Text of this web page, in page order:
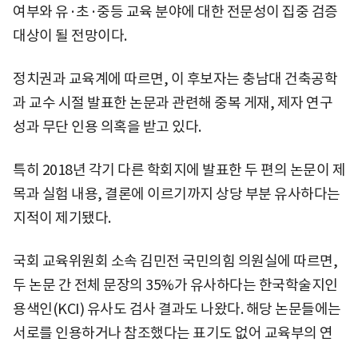
여부와 유·초·중등 교육 분야에 대한 전문성이 집중 검증
대상이 될 전망이다.
정치권과 교육계에 따르면, 이 후보자는 충남대 건축공학
과 교수 시절 발표한 논문과 관련해 중복 게재, 제자 연구
성과 무단 인용 의혹을 받고 있다.
특히 2018년 각기 다른 학회지에 발표한 두 편의 논문이 제
목과 실험 내용, 결론에 이르기까지 상당 부분 유사하다는
지적이 제기됐다.
국회 교육위원회 소속 김민전 국민의힘 의원실에 따르면,
두 논문 간 전체 문장의 35%가 유사하다는 한국학술지인
용색인(KCI) 유사도 검사 결과도 나왔다. 해당 논문들에는
서로를 인용하거나 참조했다는 표기도 없어 교육부의 연